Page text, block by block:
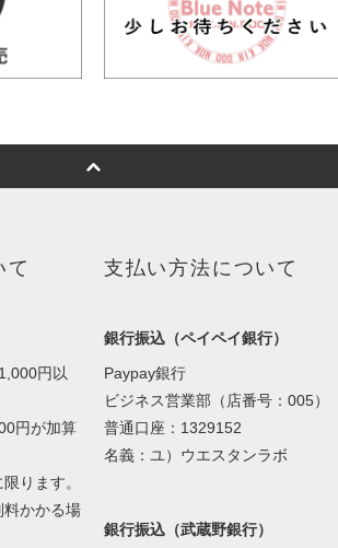
て
円以
円が加算
ります。
かかる場
支払い方法について
銀行振込（ペイペイ銀行）
Paypay銀行
ビジネス営業部（店番号：005）
普通口座：1329152
名義：ユ）ウエスタンラボ
銀行振込（武蔵野銀行）